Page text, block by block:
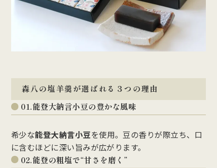
森八の塩羊羹が選ばれる３つの理由
01.能登大納言小豆の豊かな風味
希少な能登大納言小豆を使用。豆の香りが際立ち、口
に含むほどに深い旨みが広がります。
02.能登の粗塩で“甘さを磨く”